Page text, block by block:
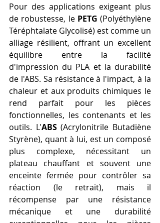
Pour des applications exigeant plus
de robustesse, le PETG (Polyéthylène
Téréphtalate Glycolisé) est comme un
alliage résilient, offrant un excellent
équilibre entre la facilité
d'impression du PLA et la durabilité
de l'ABS. Sa résistance à l'impact, à la
chaleur et aux produits chimiques le
rend parfait pour les pièces
fonctionnelles, les contenants et les
outils. L'ABS (Acrylonitrile Butadiène
Styrène), quant à lui, est un composé
plus complexe, nécessitant un
plateau chauffant et souvent une
enceinte fermée pour contrôler sa
réaction (le retrait), mais il
récompense par une résistance
mécanique et une durabilité